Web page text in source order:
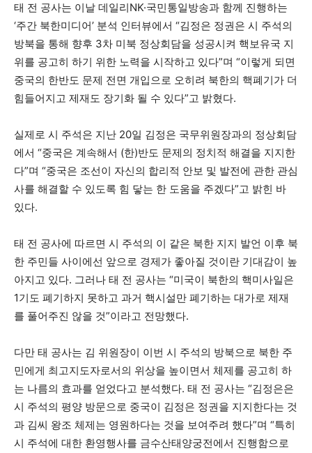
태 전 공사는 이날 데일리NK·국민통일방송과 함께 진행하는
‘주간 북한미디어’ 분석 인터뷰에서 “김정은 정권은 시 주석의
방북을 통해 향후 3차 미북 정상회담을 성공시켜 핵보유국 지
위를 공고히 하기 위한 노력을 시작하고 있다”며 “이렇게 되면
중국의 한반도 문제 전면 개입으로 오히려 북한의 핵폐기가 더
힘들어지고 제재도 장기화 될 수 있다”고 밝혔다.
실제로 시 주석은 지난 20일 김정은 국무위원장과의 정상회담
에서 “중국은 계속해서 (한)반도 문제의 정치적 해결을 지지한
다”며 “중국은 조선이 자신의 합리적 안보 및 발전에 관한 관심
사를 해결할 수 있도록 힘 닿는 한 도움을 주겠다”고 밝힌 바
있다.
태 전 공사에 따르면 시 주석의 이 같은 북한 지지 발언 이후 북
한 주민들 사이에선 앞으로 경제가 좋아질 것이란 기대감이 높
아지고 있다. 그러나 태 전 공사는 “미국이 북한의 핵미사일은
1기도 폐기하지 못하고 과거 핵시설만 폐기하는 대가로 제재
를 풀어주진 않을 것”이라고 전망했다.
다만 태 공사는 김 위원장이 이번 시 주석의 방북으로 북한 주
민에게 최고지도자로서의 위상을 높이면서 체제를 공고히 하
는 나름의 효과를 얻었다고 분석했다. 태 전 공사는 “김정은은
시 주석의 평양 방문으로 중국이 김정은 정권을 지지한다는 것
과 김씨 왕조 체제는 영원하다는 것을 보여주려 했다”며 “특히
시 주석에 대한 환영행사를 금수산태양궁전에서 진행함으로